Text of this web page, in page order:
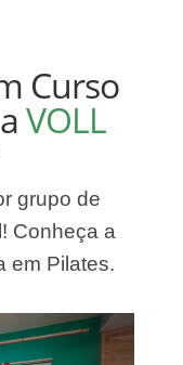
Curso
VOLL
grupo de
Conheça a
em Pilates.